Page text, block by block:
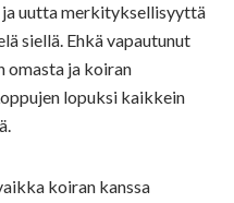
uutta merkityksellisyyttä
siellä. Ehkä vapautunut
omasta ja koiran
lopuksi kaikkein
koiran kanssa